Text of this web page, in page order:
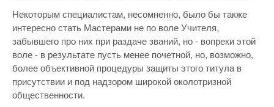
Некоторым специалистам, несомненно, было бы также
интересно стать Мастерами не по воле Учителя,
забывшего про них при раздаче званий, но - вопреки этой
воле - в результате пусть менее почетной, но, возможно,
более объективной процедуры защиты этого титула в
присутствии и под надзором широкой околотризной
общественности.